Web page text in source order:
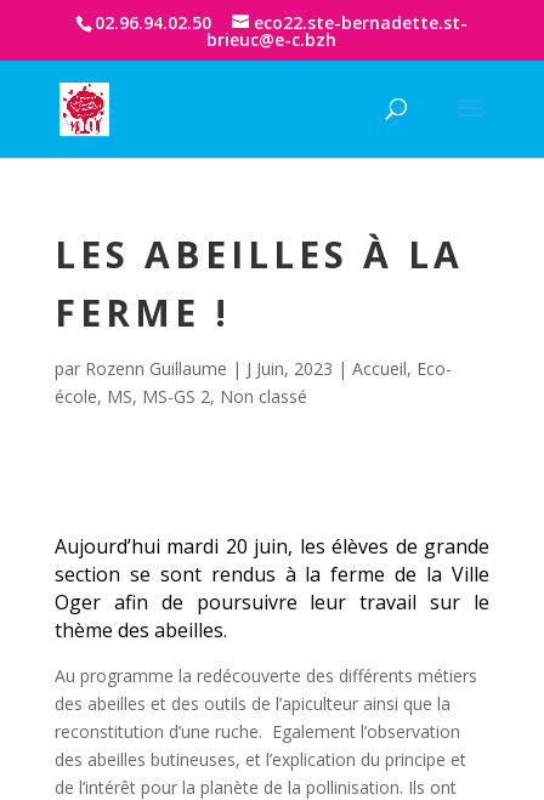
02.96.94.02.50 eco22.ste-bernadette.st-
brieuc@e-c.bzh
LES ABEILLES À LA
FERME !
par Rozenn Guillaume | J Juin, 2023 | Accueil, Eco-
école, MS, MS-GS 2, Non classé
Aujourd’hui mardi 20 juin, les élèves de grande
section se sont rendus à la ferme de la Ville
Oger afin de poursuivre leur travail sur le
thème des abeilles.
Au programme la redécouverte des différents métiers
des abeilles et des outils de l’apiculteur ainsi que la
reconstitution d’une ruche. Egalement l’observation
des abeilles butineuses, et l’explication du principe et
de l’intérêt pour la planète de la pollinisation. Ils ont